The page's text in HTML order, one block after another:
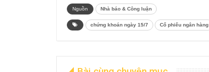
Nguồn Nhà báo & Công luận
chứng khoán ngày 15/7 Cổ phiếu ngân hàng